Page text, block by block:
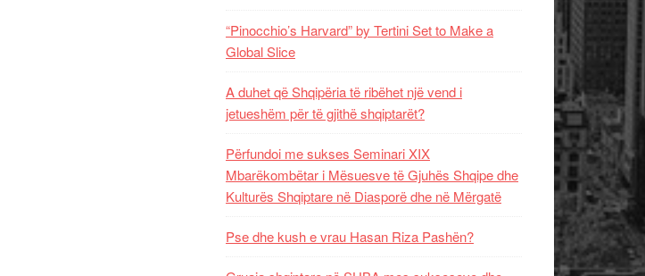
“Pinocchio’s Harvard” by Tertini Set to Make a
Global Slice
A duhet që Shqipëria të ribëhet një vend i
jetueshëm për të gjithë shqiptarët?
Përfundoi me sukses Seminari XIX
Mbarëkombëtar i Mësuesve të Gjuhës Shqipe dhe
Kulturës Shqiptare në Diasporë dhe në Mërgatë
Pse dhe kush e vrau Hasan Riza Pashën?